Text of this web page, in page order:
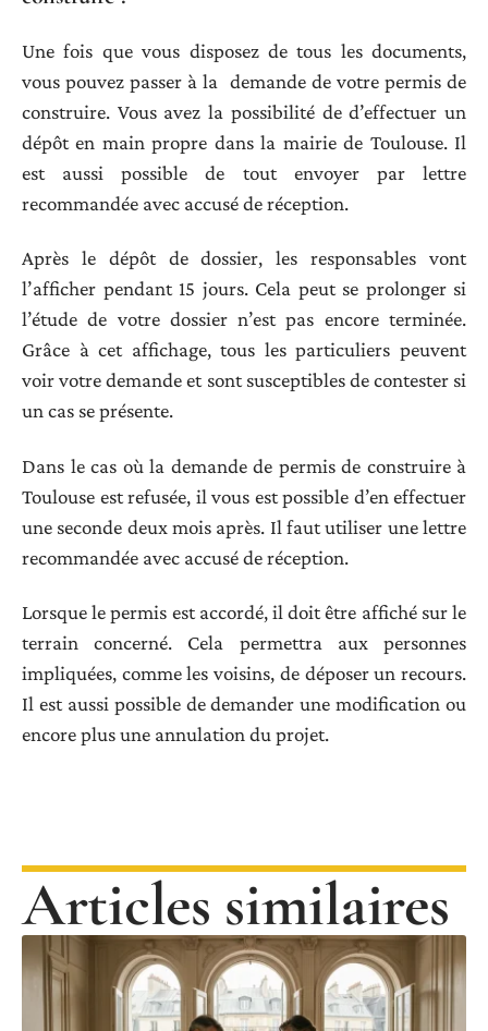
Une fois que vous disposez de tous les documents,
vous pouvez passer à la demande de votre permis de
construire. Vous avez la possibilité de d’effectuer un
dépôt en main propre dans la mairie de Toulouse. Il
est aussi possible de tout envoyer par lettre
recommandée avec accusé de réception.
Après le dépôt de dossier, les responsables vont
l’afficher pendant 15 jours. Cela peut se prolonger si
l’étude de votre dossier n’est pas encore terminée.
Grâce à cet affichage, tous les particuliers peuvent
voir votre demande et sont susceptibles de contester si
un cas se présente.
Dans le cas où la demande de permis de construire à
Toulouse est refusée, il vous est possible d’en effectuer
une seconde deux mois après. Il faut utiliser une lettre
recommandée avec accusé de réception.
Lorsque le permis est accordé, il doit être affiché sur le
terrain concerné. Cela permettra aux personnes
impliquées, comme les voisins, de déposer un recours.
Il est aussi possible de demander une modification ou
encore plus une annulation du projet.
Articles similaires